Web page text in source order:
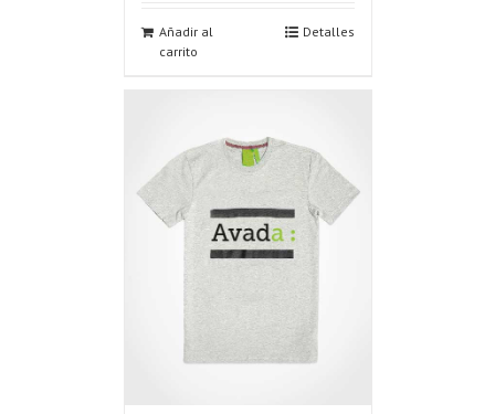
Añadir al
carrito
Detalles